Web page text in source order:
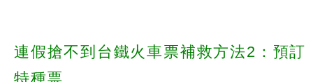
連假搶不到台鐵火車票補救方法2：預訂
特種票